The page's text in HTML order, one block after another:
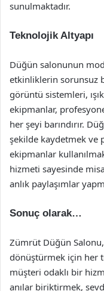
sunulmaktadır.
Teknolojik Altyapı
Düğün salonunun
etkinliklerin sorunsuz
görüntü sistemleri,
ekipmanlar,
her şeyi barındırır.
şekilde kaydetmek ve
ekipmanlar
hizmeti sayesinde
anlık paylaşımlar
Sonuç olarak…
Zümrüt Düğün
dönüştürmek için her
müşteri odaklı bir
anılar biriktirmek,